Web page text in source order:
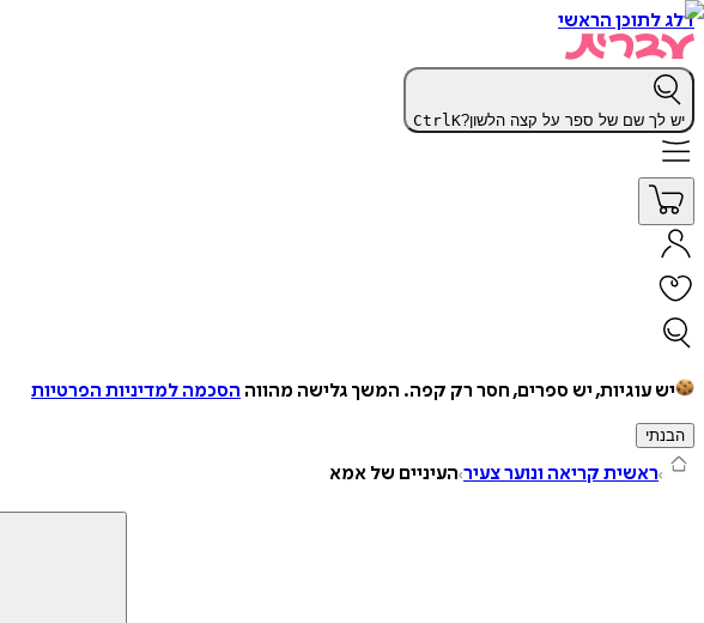
דלג לתוכן הראשי
יש לך שם של ספר על קצה הלשון? CtrlK
יש עוגיות, יש ספרים, חסר רק קפה. המשך גלישה מהווה הסכמה למדיניות הפרטיות
הבנתי
ראשית קריאה ונוער צעיר העיניים של אמא